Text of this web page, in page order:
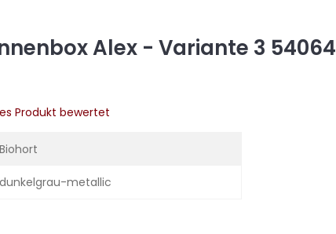
Alex - Variante 3 54064
Produkt bewertet
Biohort
dunkelgrau-metallic